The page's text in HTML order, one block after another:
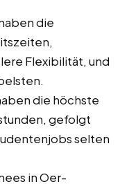
die
Flexibilität, und
die höchste
gefolgt
selten
in Oer-